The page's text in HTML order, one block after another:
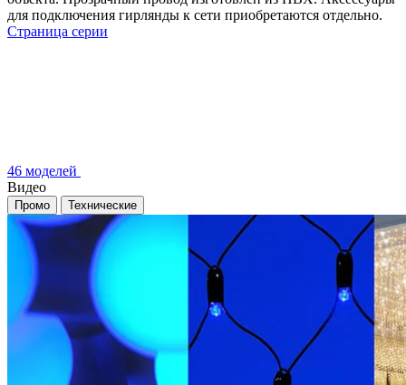
для подключения гирлянды к сети приобретаются отдельно.
Страница серии
46 моделей
Видео
Промо Технические